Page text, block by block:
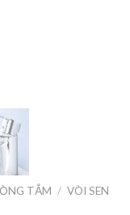
TẮM / VÒI SEN